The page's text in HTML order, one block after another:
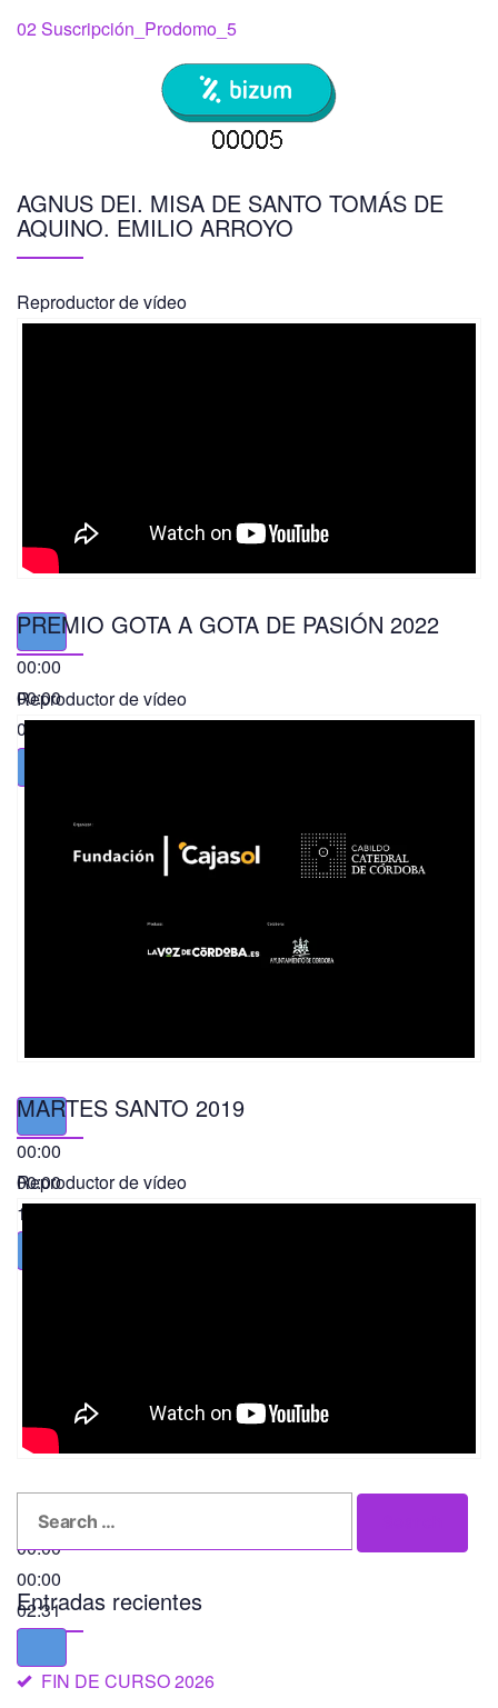
02 Suscripción_Prodomo_5
AGNUS DEI. MISA DE SANTO TOMÁS DE
AQUINO. EMILIO ARROYO
Reproductor de vídeo
00:00
00:00
01:49
PREMIO GOTA A GOTA DE PASIÓN 2022
Reproductor de vídeo
00:00
00:00
11:56
MARTES SANTO 2019
Reproductor de vídeo
00:00
00:00
02:31
Entradas recientes
FIN DE CURSO 2026